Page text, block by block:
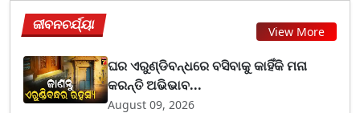
ଜୀବନଚର୍ଯ୍ୟା View More
ଘର ଏରୁଣ୍ଡିବନ୍ଧରେ ବସିବାକୁ କାହିଁକି ମନା
କରନ୍ତି ଅଭିଭାବ...
August 09, 2026